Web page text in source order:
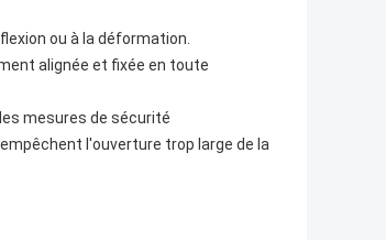
ou à la déformation.
alignée et fixée en toute
mesures de sécurité
l'ouverture trop large de la